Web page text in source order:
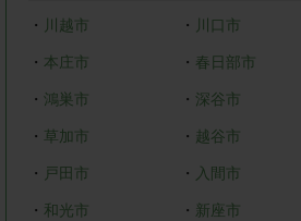
・ 川越市 ・ 川口市
・ 本庄市 ・ 春日部市
・ 鴻巣市 ・ 深谷市
・ 草加市 ・ 越谷市
・ 戸田市 ・ 入間市
・ 和光市 ・ 新座市